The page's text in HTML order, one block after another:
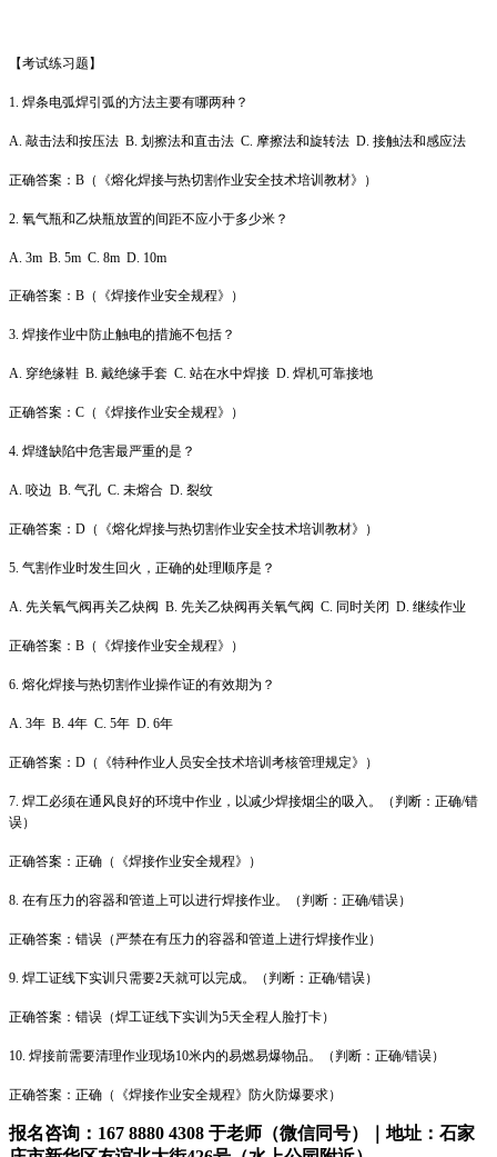
【考试练习题】
1. 焊条电弧焊引弧的方法主要有哪两种？
A. 敲击法和按压法 B. 划擦法和直击法 C. 摩擦法和旋转法 D. 接触法和感应法
正确答案：B（《熔化焊接与热切割作业安全技术培训教材》）
2. 氧气瓶和乙炔瓶放置的间距不应小于多少米？
A. 3m B. 5m C. 8m D. 10m
正确答案：B（《焊接作业安全规程》）
3. 焊接作业中防止触电的措施不包括？
A. 穿绝缘鞋 B. 戴绝缘手套 C. 站在水中焊接 D. 焊机可靠接地
正确答案：C（《焊接作业安全规程》）
4. 焊缝缺陷中危害最严重的是？
A. 咬边 B. 气孔 C. 未熔合 D. 裂纹
正确答案：D（《熔化焊接与热切割作业安全技术培训教材》）
5. 气割作业时发生回火，正确的处理顺序是？
A. 先关氧气阀再关乙炔阀 B. 先关乙炔阀再关氧气阀 C. 同时关闭 D. 继续作业
正确答案：B（《焊接作业安全规程》）
6. 熔化焊接与热切割作业操作证的有效期为？
A. 3年 B. 4年 C. 5年 D. 6年
正确答案：D（《特种作业人员安全技术培训考核管理规定》）
7. 焊工必须在通风良好的环境中作业，以减少焊接烟尘的吸入。（判断：正确/错
误）
正确答案：正确（《焊接作业安全规程》）
8. 在有压力的容器和管道上可以进行焊接作业。（判断：正确/错误）
正确答案：错误（严禁在有压力的容器和管道上进行焊接作业）
9. 焊工证线下实训只需要2天就可以完成。（判断：正确/错误）
正确答案：错误（焊工证线下实训为5天全程人脸打卡）
10. 焊接前需要清理作业现场10米内的易燃易爆物品。（判断：正确/错误）
正确答案：正确（《焊接作业安全规程》防火防爆要求）
报名咨询：167 8880 4308 于老师（微信同号）｜地址：石家